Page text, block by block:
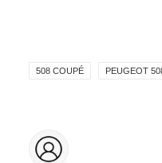
508 COUPÉ PEUGEOT